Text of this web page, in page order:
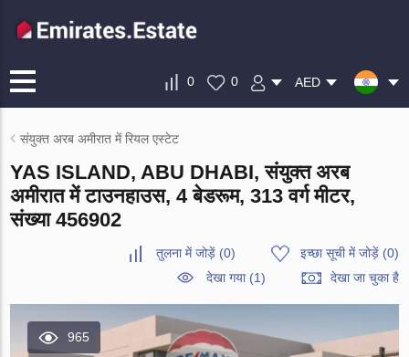
0 0 AED
संयुक्त अरब अमीरात में रियल एस्टेट
YAS ISLAND, ABU DHABI, संयुक्त अरब
अमीरात में टाउनहाउस, 4 बेडरूम, 313 वर्ग मीटर,
संख्या 456902
तुलना में जोड़ें(0) इच्छा सूची में जोड़ें(0)
देखा गया (1)
देखा जा चुका है
965